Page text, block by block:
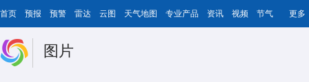
首页 预报 预警 雷达 云图 天气地图 专业产品 资讯 视频 节气 更多
图片